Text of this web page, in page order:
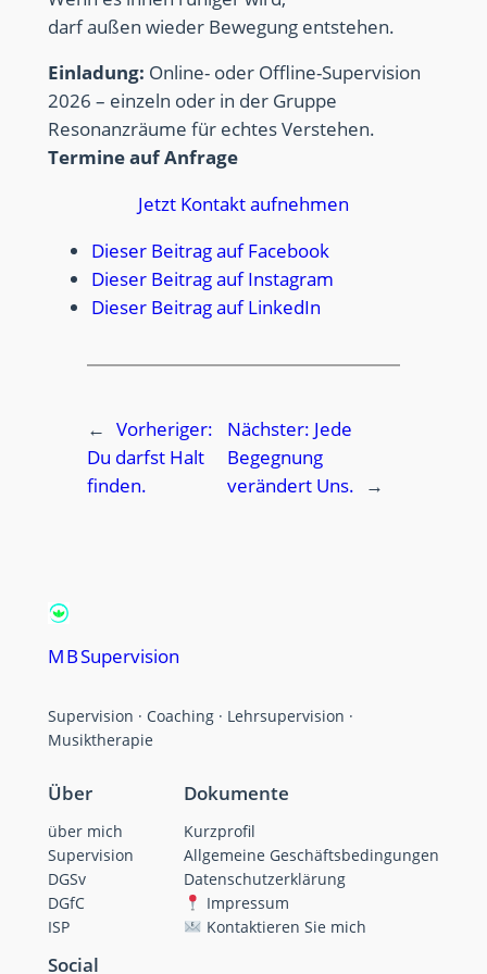
darf außen wieder Bewegung entstehen.
Einladung: Online- oder Offline-Supervision
2026 – einzeln oder in der Gruppe
Resonanzräume für echtes Verstehen.
Termine auf Anfrage
Jetzt Kontakt aufnehmen
Dieser Beitrag auf Facebook
Dieser Beitrag auf Instagram
Dieser Beitrag auf LinkedIn
← Vorheriger:
Du darfst Halt
finden.
Nächster: Jede
Begegnung
verändert Uns.
→
M B Supervision
Supervision · Coaching · Lehrsupervision ·
Musiktherapie
Über
über mich
Supervision
DGSv
DGfC
ISP
Dokumente
Kurzprofil
Allgemeine Geschäftsbedingungen
Datenschutzerklärung
Impressum
Kontaktieren Sie mich
Social